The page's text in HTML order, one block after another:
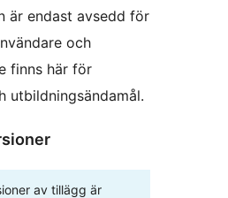
är endast avsedd för
och
finns här för
utbildningsändamål.
av tillägg är